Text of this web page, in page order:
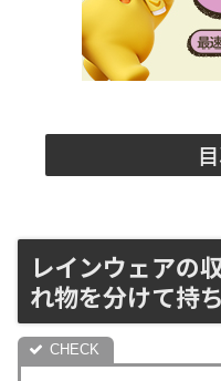
レインウェアの
れ物を分けて持